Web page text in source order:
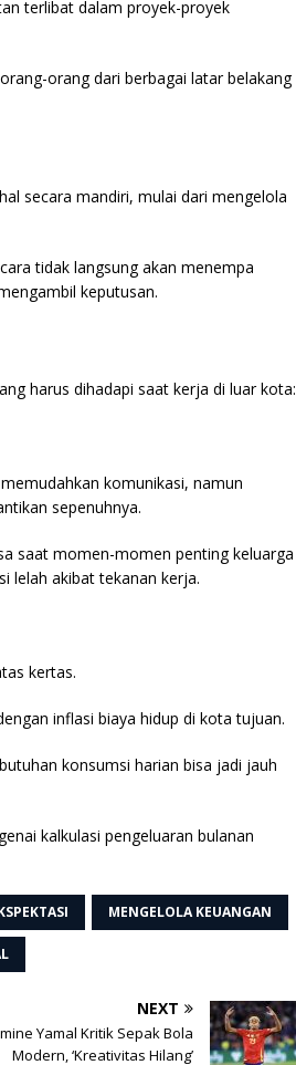
terlibat dalam proyek-proyek
orang dari berbagai latar belakang
secara mandiri, mulai dari mengelola
tidak langsung akan menempa
keputusan.
harus dihadapi saat kerja di luar kota:
komunikasi, namun
sepenuhnya.
saat momen-momen penting keluarga
lelah akibat tekanan kerja.
kertas.
inflasi biaya hidup di kota tujuan.
konsumsi harian bisa jadi jauh
kalkulasi pengeluaran bulanan
MENGELOLA KEUANGAN
NEXT
Yamal Kritik Sepak Bola
Modern, ‘Kreativitas Hilang’